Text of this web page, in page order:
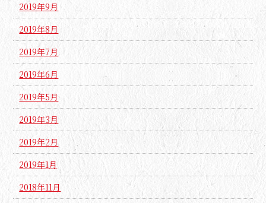
2019年9月
2019年8月
2019年7月
2019年6月
2019年5月
2019年3月
2019年2月
2019年1月
2018年11月